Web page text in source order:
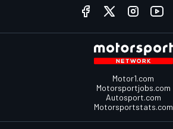
Motor1.com
Motorsportjobs.com
Autosport.com
Motorsportstats.com